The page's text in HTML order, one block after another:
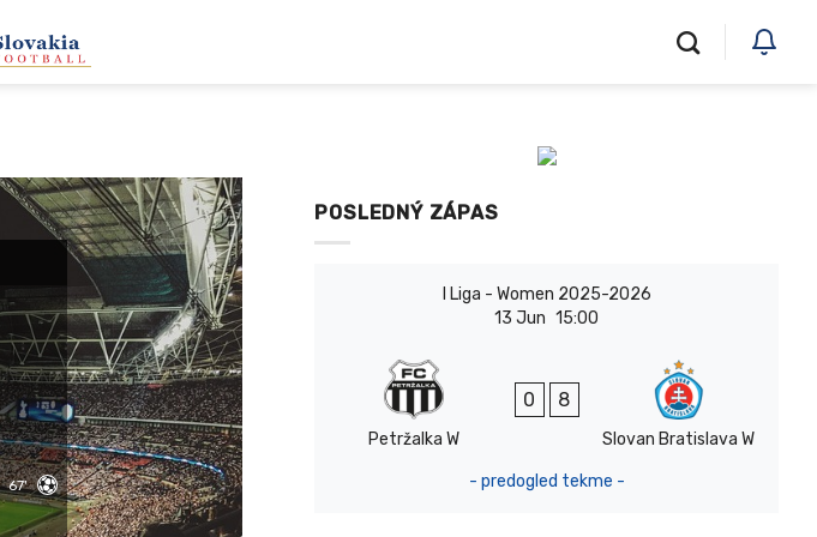
67'
POSLEDNÝ ZÁPAS
I Liga - Women 2025-2026
13 Jun 15:00
Petržalka W
0 8
Slovan Bratislava W
- predogled tekme -